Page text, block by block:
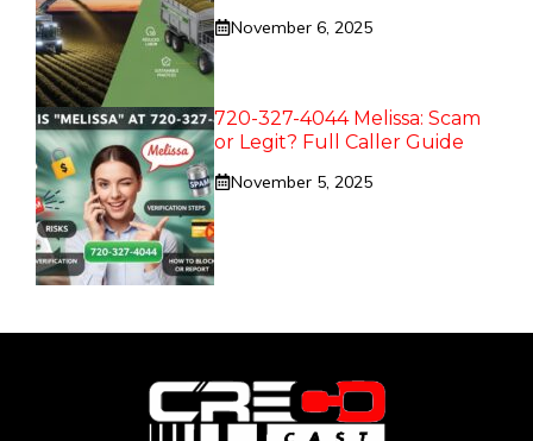
November 6, 2025
720-327-4044 Melissa: Scam
or Legit? Full Caller Guide
November 5, 2025